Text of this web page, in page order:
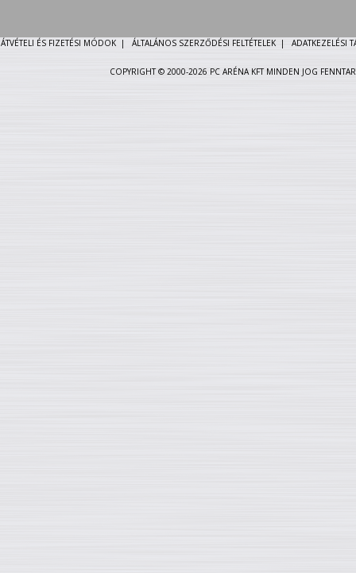
ÁTVÉTELI ÉS FIZETÉSI MÓDOK| ÁLTALÁNOS SZERZŐDÉSI FELTÉTELEK| ADATKEZELÉSI
COPYRIGHT © 2000-2026 PC ARÉNA KFT MINDEN JOG